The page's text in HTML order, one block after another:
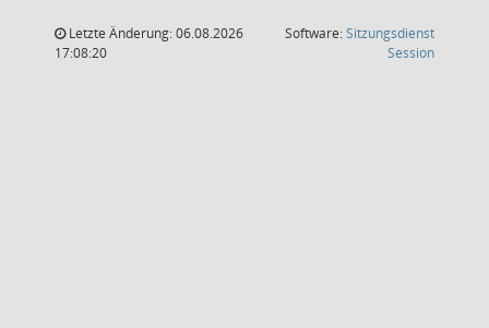
Letzte Änderung: 06.08.2026
17:08:20
Software:Sitzungsdienst
Session(Wird in